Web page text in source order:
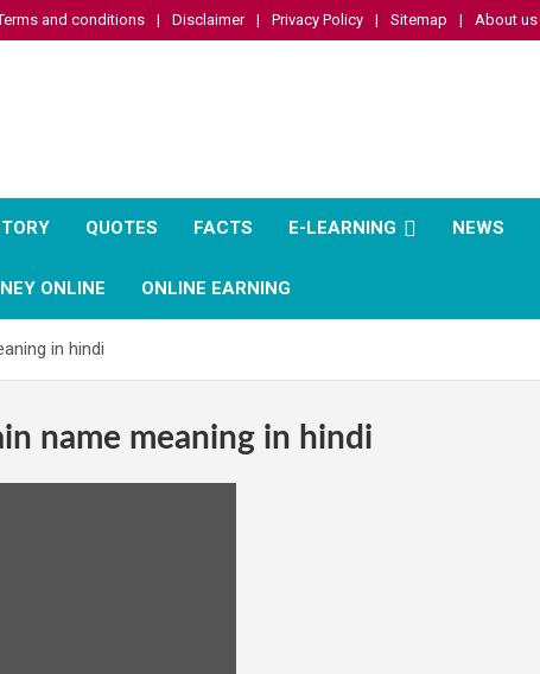
and conditions Disclaimer Privacy Policy Sitemap About us
QUOTES FACTS E-LEARNING NEWS
ONLINE ONLINE EARNING
in hindi
name meaning in hindi